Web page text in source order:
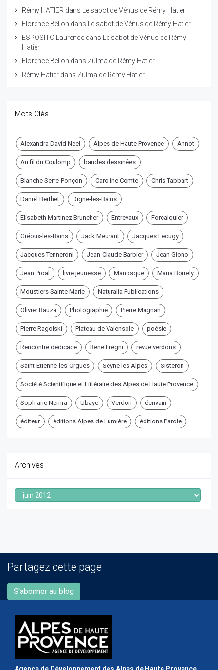
Rémy HATIER dans
Le sabot de Vénus de Rémy Hatier
Florence Bellon dans
Le sabot de Vénus de Rémy Hatier
ESPOSITO Laurence dans
Le sabot de Vénus de Rémy
Hatier
Florence Bellon dans Zulma de Rémy Hatier
Rémy Hatier dans Zulma de Rémy Hatier
Mots Clés
Alexandra David Neel Alpes de Haute Provence Annot
Au fil du Coulomp bandes dessinées
Blanche Serre-Ponçon Caroline Comte Chris Tabbart
Daniel Berthet Digne-les-Bains
Elisabeth Martinez Bruncher Entrevaux Forcalquier
Gréoux-les-Bains Jack Meurant Jacques Lecugy
Jacques Tenneroni Jean-Claude Barbier Jean Giono
Jean Proal livre jeunesse Manosque Maria Borrely
Moustiers Sainte Marie Naturalia Publications
Olivier Bauza Photographie Pierre Magnan
Pierre Ragolski Plateau de Valensole poésie
Rencontre dédicace René Frégni revue verdons
Saint-Etienne-les-Orgues Seyne les Alpes Sisteron
Société Scientifique et Littéraire des Alpes de Haute Provence
Sophiane Nemra Ubaye Verdon écrivain
éditeur éditions Alpes de Lumière éditions Parole
Archives
Archives
Partagez cette page
S'abonner au blog